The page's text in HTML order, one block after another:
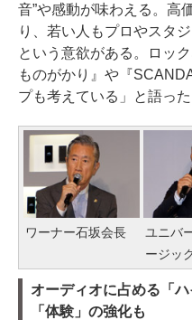
音”や感動が味わえる。高
り、若い人もプロやスタ
という意欲がある。ロッ
ものがかり』や『
プも考えている」と語った
ワーナー石坂会長
ユニバ
ージッ
オーディオに占める「ハ
「体験」の強化も